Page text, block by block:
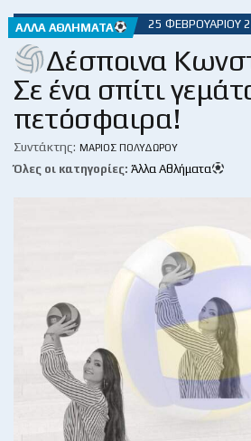
ΆΛΛΑ ΑΘΛΉΜΑΤΑ 25 ΦΕΒΡΟΥΑΡΊΟΥ
Δέσποινα
Σε ένα σπίτι
πετόσφαιρα!
Συντάκτης: ΜΆΡΙΟΣ ΠΟΛΥΔΏΡΟΥ
Όλες οι κατηγορίες: Άλλα Αθλήματα